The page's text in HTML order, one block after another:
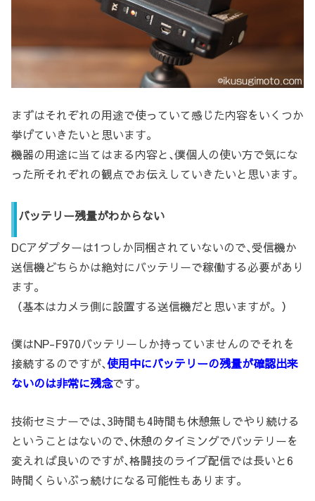
まずはそれぞれの用途で使っていて感じた内容をいくつか
挙げていきたいと思います。
機器の用途に当てはまる内容と､僕個人の使い方で気にな
った所それぞれの観点でお伝えしていきたいと思います。
バッテリー残量がわからない
DCアダプターは1つしか同梱されていないので､受信機か
送信機どちらかは絶対にバッテリーで稼働する必要があり
ます。
（基本はカメラ側に設置する送信機だと思いますが。）
僕はNP-F970バッテリーしか持っていませんのでそれを
接続するのですが､使用中にバッテリーの残量が確認出来
ないのは非常に残念です。
技術セミナーでは､3時間も4時間も休憩無しでやり続ける
ということはないので､休憩のタイミングでバッテリーを
変えれば良いのですが､格闘技のライブ配信では長いと6
時間くらいぶっ続けになる可能性もあります。